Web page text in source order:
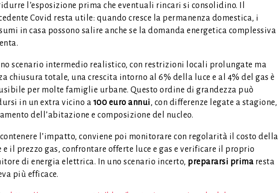
l’esposizione prima che eventuali rincari si consolidino. Il
Covid resta utile: quando cresce la permanenza domestica, i
in casa possono salire anche se la domanda energetica complessiva
scenario intermedio realistico, con restrizioni locali prolungate ma
chiusura totale, una crescita intorno al 6% della luce e al 4% del gas è
per molte famiglie urbane. Questo ordine di grandezza può
in un extra vicino a 100 euro annui, con differenze legate a stagione,
dell’abitazione e composizione del nucleo.
contenere l’impatto, conviene poi monitorare con regolarità il costo della
e il prezzo gas, confrontare offerte luce e gas e verificare il proprio
di energia elettrica. In uno scenario incerto, prepararsi prima resta
più efficace.